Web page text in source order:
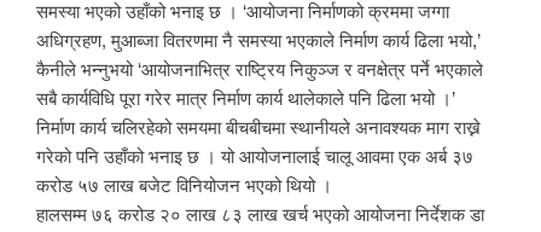
समस्या भएको उहाँको भनाइ छ । ‘आयोजना निर्माणको क्रममा जग्गा
अधिग्रहण, मुआब्जा वितरणमा नै समस्या भएकाले निर्माण कार्य ढिला भयो,’
कैनीले भन्नुभयो ‘आयोजनाभित्र राष्ट्रिय निकुञ्ज र वनक्षेत्र पर्ने भएकाले
सबै कार्यविधि पूरा गरेर मात्र निर्माण कार्य थालेकाले पनि ढिला भयो ।’
निर्माण कार्य चलिरहेको समयमा बीचबीचमा स्थानीयले अनावश्यक माग राख्ने
गरेको पनि उहाँको भनाइ छ । यो आयोजनालाई चालू आवमा एक अर्ब ३७
करोड ५७ लाख बजेट विनियोजन भएको थियो ।
हालसम्म ७६ करोड २० लाख ८३ लाख खर्च भएको आयोजना निर्देशक डा